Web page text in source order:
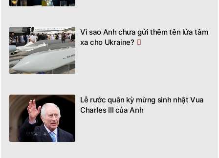
Vì sao Anh chưa gửi thêm tên lửa tầm
xa cho Ukraine?
Lễ rước quân kỳ mừng sinh nhật Vua
Charles III của Anh